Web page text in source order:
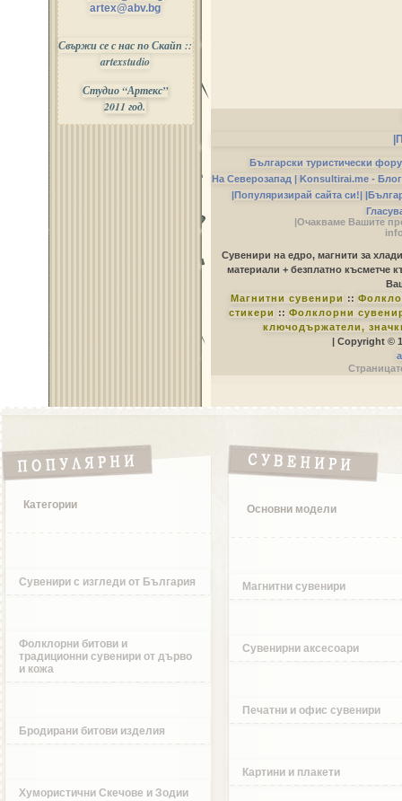
artex@abv.bg
Свържи се с нас по Скайп ::
artexstudio
Студио “Артекс”
2011 год.
Български туристически
На Северозапад | Konsultirai.me -
|Популяризирай сайта си!|
|Очакваме Вашите
Сувенири на едро, магнити за
материали + безплатно късметче
Магнитни сувенири ::
стикери :: Фолклорни
ключодържатели,
| Copyright ©
Категории
Сувенири с изгледи от България
Фолклорни битови и
традиционни сувенири от дърво
и кожа
Бродирани битови изделия
Хумористични Скечове и Зодии
Основни модели
Магнитни сувенири
Сувенирни аксесоари
Печатни и офис сувенири
Картини и плакети